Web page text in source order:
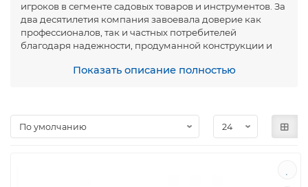
игроков в сегменте садовых товаров и инструментов. За
два десятилетия компания завоевала доверие как
профессионалов, так и частных потребителей
благодаря надежности, продуманной конструкции и
инструмент, поливочные системы, шланги,
В 2009 году бренд расширил свою линейку, добавив
инструменты для бытовых нужд, товары для мелкого
российских покупателей, компания сосредоточилась на
Показать описание полностью